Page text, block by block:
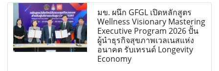
มข. ผนึก GFGL เปิดหลักสูตร
Wellness Visionary Mastering
Executive Program 2026 ปั้น
ผู้นำธุรกิจสุขภาพเวลเนสแห่ง
อนาคต รับเทรนด์ Longevity
Economy